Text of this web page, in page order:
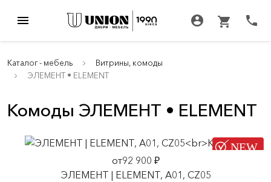
menu account_circle shopping_cart call
Каталог - мебель
Витрины, комоды
ЭЛЕМЕНТ • ELEMENT
Комоды ЭЛЕМЕНТ • ELEMENT
от92 900 ₽
ЭЛЕМЕНТ | ELEMENT, A01, CZ05